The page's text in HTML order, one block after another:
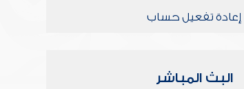
إعادة تفعيل حساب
البث المباشر